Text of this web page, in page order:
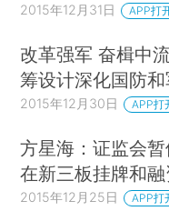
2015年12月31日 APP打
改革强军 奋楫中
筹设计深化国防
2015年12月30日 APP打
方星海：证监会
在新三板挂牌和融
2015年12月25日 APP打